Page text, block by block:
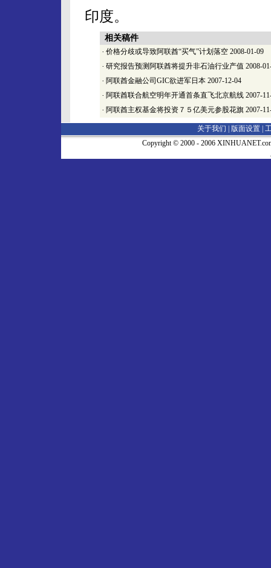
印度。
相关稿件
· 价格分歧或导致阿联酋“买气”计划落空 2008-01-09
· 研究报告预测阿联酋将提升非石油行业产值 2008-
· 阿联酋金融公司GIC欲进军日本 2007-12-04
· 阿联酋联合航空明年开通首条直飞北京航线 2007-
· 阿联酋主权基金将投资７５亿美元参股花旗 2007-
关于我们 | 版面设置
Copyright © 2000 - 2006